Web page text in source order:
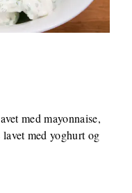
med mayonnaise,
med yoghurt og